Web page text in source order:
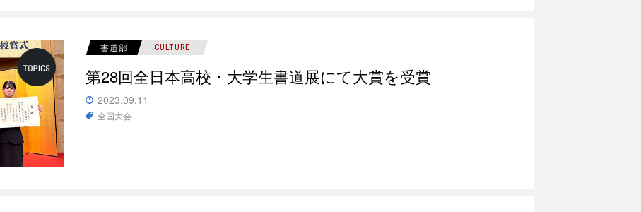
書道部 CULTURE
第28回全日本高校・大学生書道展にて大賞を受賞
2023.09.11
全国大会